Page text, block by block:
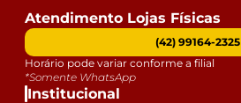
Institucional
Atendimento Lojas Físicas
(42) 99164-2325
Horário pode variar conforme a filial
*Somente WhatsApp